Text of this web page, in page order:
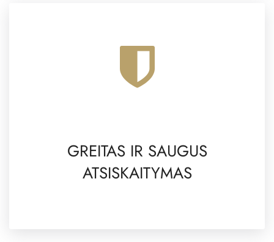
GREITAS IR SAUGUS
ATSISKAITYMAS